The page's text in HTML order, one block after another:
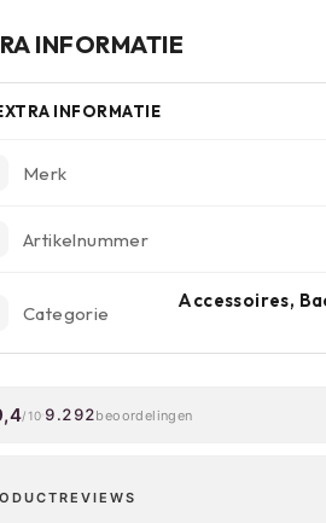
INFORMATIE
INFORMATIE
Merk
Artikelnummer
Categorie
Accessoires,
/10 9.292beoordelingen